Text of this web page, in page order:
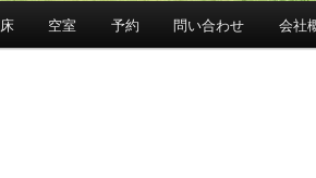
床 空室 予約 問い合わせ 会社